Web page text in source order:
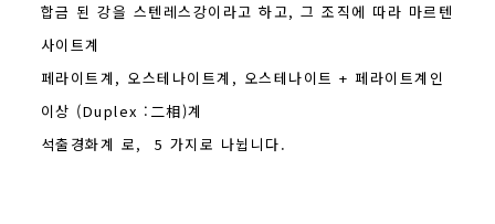
합금 된 강을 스텐레스강이라고 하고, 그 조직에 따라 마르텐
사이트계
페라이트계, 오스테나이트계, 오스테나이트 + 페라이트계인
이상 (Duplex :二相)계
석출경화계 로, 5 가지로 나뉩니다.